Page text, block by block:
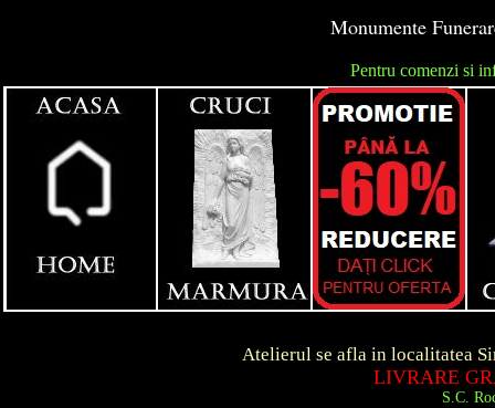
Monumente
Pentru comenzi si
Atelierul se afla in localitatea Simeria
LIVRARE GRATUITA
S.C. Roca Art